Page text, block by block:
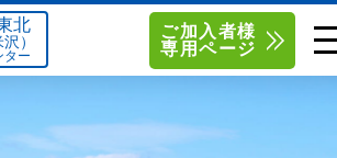
北
沢）
ター
ご加入者様
専用ページ